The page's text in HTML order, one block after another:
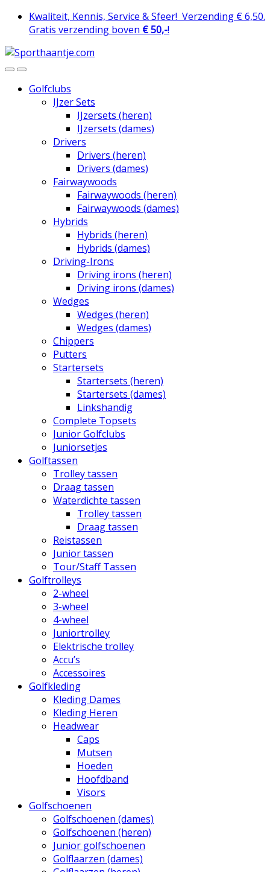
Skip
Skip Kwaliteit, Kennis, Service & Sfeer! Verzending € 6,50.
Gratis verzending boven € 50,-!
Golfclubs
IJzer Sets
IJzersets (heren)
IJzersets (dames)
Drivers
Drivers (heren)
Drivers (dames)
Fairwaywoods
Fairwaywoods (heren)
Fairwaywoods (dames)
Hybrids
Hybrids (heren)
Hybrids (dames)
Driving-Irons
Driving irons (heren)
Driving irons (dames)
Wedges
Wedges (heren)
Wedges (dames)
Chippers
Putters
Startersets
Startersets (heren)
Startersets (dames)
Linkshandig
Complete Topsets
Junior Golfclubs
Juniorsetjes
Golftassen
Trolley tassen
Draag tassen
Waterdichte tassen
Trolley tassen
Draag tassen
Reistassen
Junior tassen
Tour/Staff Tassen
Golftrolleys
2-wheel
3-wheel
4-wheel
Juniortrolley
Elektrische trolley
Accu’s
Accessoires
Golfkleding
Kleding Dames
Kleding Heren
Headwear
Caps
Mutsen
Hoeden
Hoofdband
Visors
Golfschoenen
Golfschoenen (dames)
Golfschoenen (heren)
Junior golfschoenen
Golflaarzen (dames)